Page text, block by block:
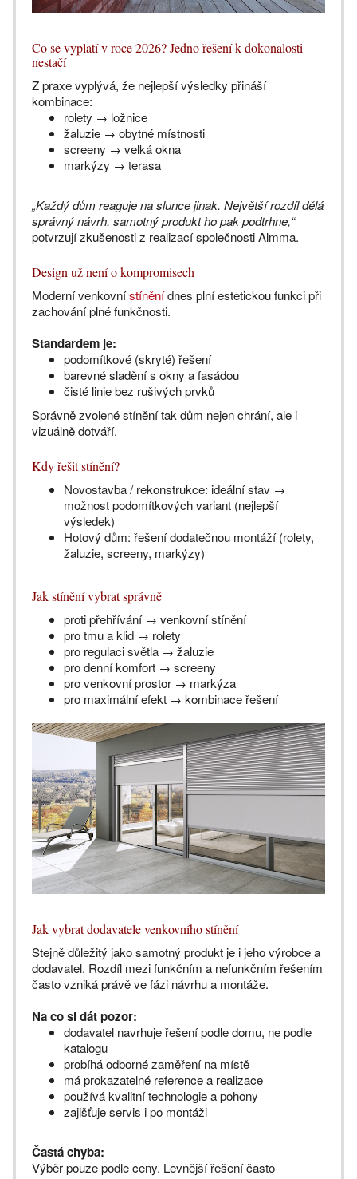
Co se vyplatí v roce 2026? Jedno řešení k dokonalosti
nestačí
Z praxe vyplývá, že nejlepší výsledky přináší
kombinace:
rolety → ložnice
žaluzie → obytné místnosti
screeny → velká okna
markýzy → terasa
„Každý dům reaguje na slunce jinak. Největší rozdíl dělá
správný návrh, samotný produkt ho pak podtrhne,“
potvrzují zkušenosti z realizací společnosti Almma.
Design už není o kompromisech
Moderní venkovnístíněnídnes plní estetickou funkci při
zachování plné funkčnosti.
Standardem je:
podomítkové (skryté) řešení
barevné sladění s okny a fasádou
čisté linie bez rušivých prvků
Správně zvolené stínění tak dům nejen chrání, ale i
vizuálně dotváří.
Kdy řešit stínění?
Novostavba / rekonstrukce: ideální stav →
možnost podomítkových variant (nejlepší
výsledek)
Hotový dům: řešení dodatečnou montáží (rolety,
žaluzie, screeny, markýzy)
Jak stínění vybrat správně
proti přehřívání → venkovní stínění
pro tmu a klid → rolety
pro regulaci světla → žaluzie
pro denní komfort → screeny
pro venkovní prostor → markýza
pro maximální efekt → kombinace řešení
Jak vybrat dodavatele venkovního stínění
Stejně důležitý jako samotný produkt je i jeho výrobce a
dodavatel. Rozdíl mezi funkčním a nefunkčním řešením
často vzniká právě ve fázi návrhu a montáže.
Na co si dát pozor:
dodavatel navrhuje řešení podle domu, ne podle
katalogu
probíhá odborné zaměření na místě
má prokazatelné reference a realizace
používá kvalitní technologie a pohony
zajišťuje servis i po montáži
Častá chyba:
Výběr pouze podle ceny. Levnější řešení často